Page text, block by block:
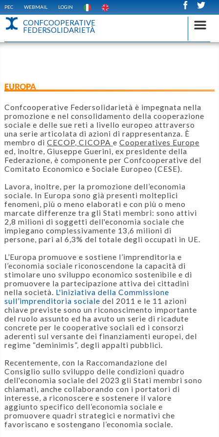
PEC WEBMAIL LOGIN
CONFCOOPERATIVE
FEDERSOLIDARIETÀ
EUROPA
Confcooperative Federsolidarietà è impegnata nella
promozione e nel consolidamento della cooperazione
sociale e delle sue reti a livello europeo attraverso
una serie articolata di azioni di rappresentanza. È
membro di CECOP, CICOPA e Cooperatives Europe
ed, inoltre, Giuseppe Guerini, ex presidente della
Federazione, è componente per Confcooperative del
Comitato Economico e Sociale Europeo (CESE).
Lavora, inoltre, per la promozione dell’economia
sociale. In Europa sono già presenti molteplici
fenomeni, più o meno elaborati e con più o meno
marcate differenze tra gli Stati membri: sono attivi
2,8 milioni di soggetti dell'economia sociale che
impiegano complessivamente 13,6 milioni di
persone, pari al 6,3% del totale degli occupati in UE.
L’Europa promuove e sostiene l’imprenditoria e
l’economia sociale riconoscendone la capacità di
stimolare uno sviluppo economico sostenibile e di
promuovere la partecipazione attiva dei cittadini
nella società. L'iniziativa della Commissione
sull’imprenditoria sociale del 2011 e le 11 azioni
chiave previste sono un riconoscimento importante
del ruolo assunto ed ha avuto un serie di ricadute
concrete per le cooperative sociali ed i consorzi
aderenti sul versante dei finanziamenti europei, del
regime “deminimis”, degli appalti pubblici.
Recentemente, con la Raccomandazione del
Consiglio sullo sviluppo delle condizioni quadro
dell'economia sociale del 2023 gli Stati membri sono
chiamati, anche collaborando con i portatori di
interesse, a riconoscere e sostenere il valore
aggiunto specifico dell’economia sociale e
promuovere quadri strategici e normativi che
favoriscano e sostengano l’economia sociale.